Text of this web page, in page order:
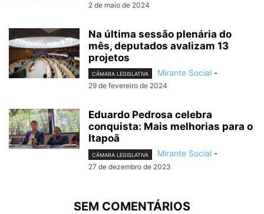
2 de maio de 2024
Na última sessão plenária do
mês, deputados avalizam 13
projetos
CÂMARA LEGISLATIVA Mirante Social -
29 de fevereiro de 2024
Eduardo Pedrosa celebra
conquista: Mais melhorias para o
Itapoã
CÂMARA LEGISLATIVA Mirante Social -
27 de dezembro de 2023
SEM COMENTÁRIOS